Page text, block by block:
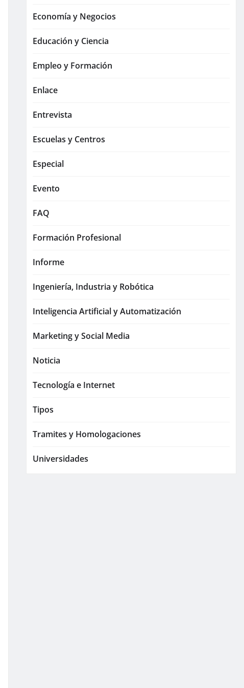
Economía y Negocios
Educación y Ciencia
Empleo y Formación
Enlace
Entrevista
Escuelas y Centros
Especial
Evento
FAQ
Formación Profesional
Informe
Ingeniería, Industria y Robótica
Inteligencia Artificial y Automatización
Marketing y Social Media
Noticia
Tecnología e Internet
Tipos
Tramites y Homologaciones
Universidades